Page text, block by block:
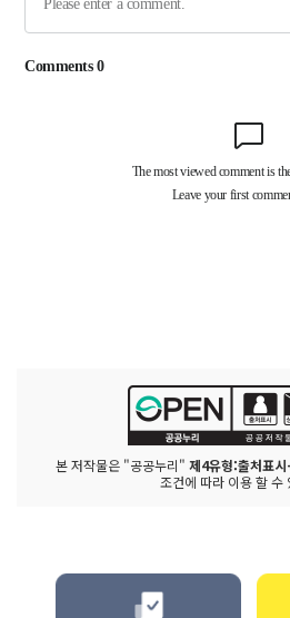
본 저작물은 "공공누리" 제4유형:출처표
조건에 따라 이용 할 수